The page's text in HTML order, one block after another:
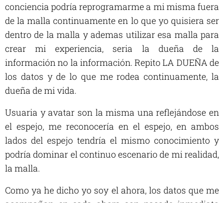
conciencia podría reprogramarme a mi misma fuera
de la malla continuamente en lo que yo quisiera ser
dentro de la malla y ademas utilizar esa malla para
crear mi experiencia, seria la dueña de la
información no la información. Repito LA DUEÑA de
los datos y de lo que me rodea continuamente, la
dueña de mi vida.
Usuaria y avatar son la misma una reflejándose en
el espejo, me reconocería en el espejo, en ambos
lados del espejo tendría el mismo conocimiento y
podría dominar el continuo escenario de mi realidad,
la malla.
Como ya he dicho yo soy el ahora, los datos que me